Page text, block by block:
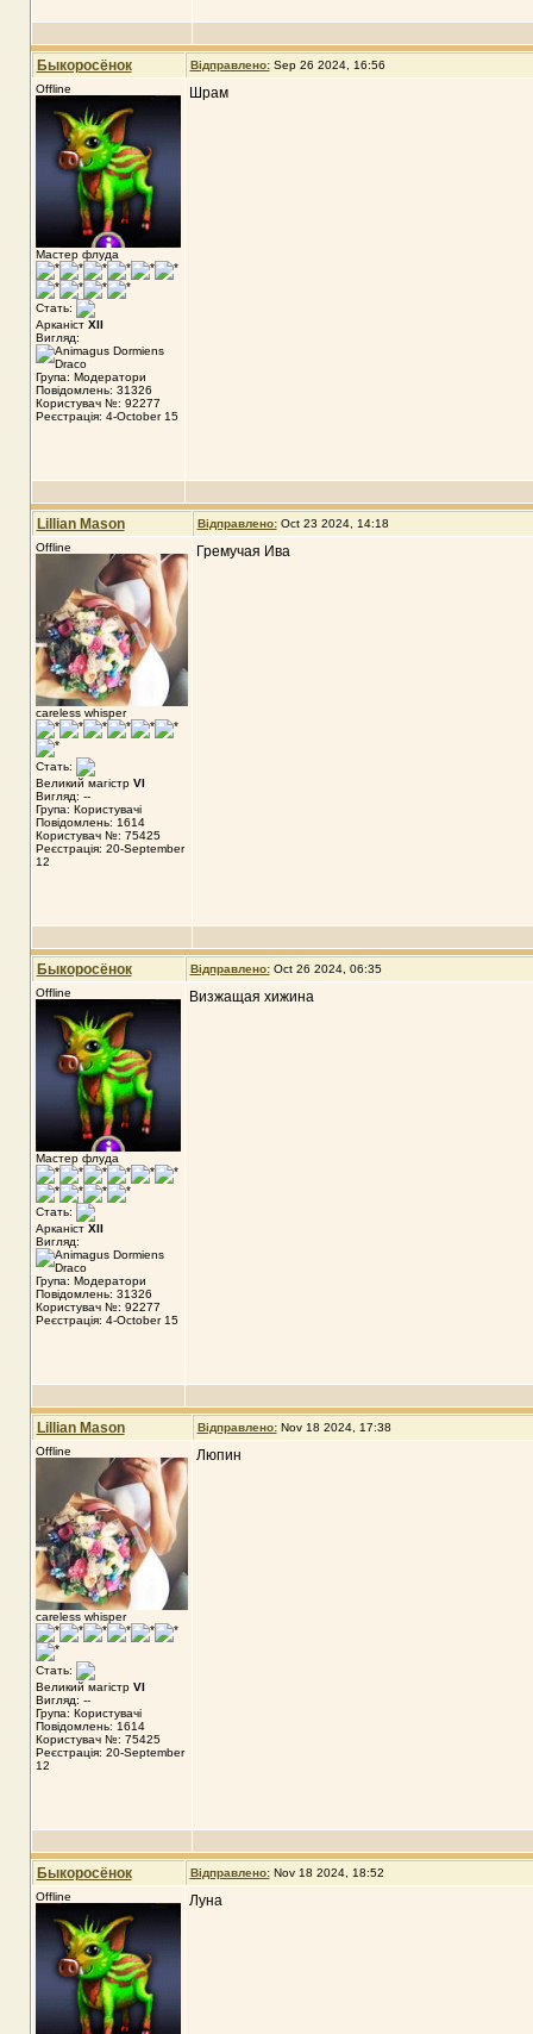
Быкоросёнок Відправлено: Sep 26 2024, 16:56
Offline
Мастер флуда
Стать:
Арканіст XII
Вигляд:
Група: Модератори
Повідомлень: 31326
Користувач №: 92277
Реєстрація: 4-October 15
Шрам
Lillian Mason Відправлено: Oct 23 2024, 14:18
Offline
careless whisper
Стать:
Великий магістр VI
Вигляд: --
Група: Користувачі
Повідомлень: 1614
Користувач №: 75425
Реєстрація: 20-September
12
Гремучая Ива
Быкоросёнок Відправлено: Oct 26 2024, 06:35
Offline
Мастер флуда
Стать:
Арканіст XII
Вигляд:
Група: Модератори
Повідомлень: 31326
Користувач №: 92277
Реєстрація: 4-October 15
Визжащая хижина
Lillian Mason Відправлено: Nov 18 2024, 17:38
Offline
careless whisper
Стать:
Великий магістр VI
Вигляд: --
Група: Користувачі
Повідомлень: 1614
Користувач №: 75425
Реєстрація: 20-September
12
Люпин
Быкоросёнок Відправлено: Nov 18 2024, 18:52
Offline
Луна